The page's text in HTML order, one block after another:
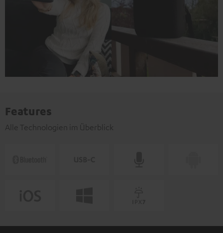
Features
Alle Technologien im Überblick